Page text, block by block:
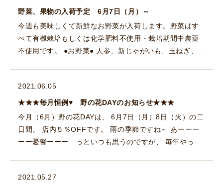
野菜、果物の入荷予定 6月7日（月）～
今週も美味しくて新鮮なお野菜が入荷します。野菜はす
べて有機栽培もしくは化学肥料不使用・栽培期間中農薬
不使用です。 ●お野菜● 人参、新じゃがいも、玉ねぎ、ア
2021.06.05
★★★毎月恒例♥ 野の花DAYのお知らせ★★★
今月（6月）野の花DAYは、 6月7日（月）8日（火）の二
日間。 店内５％OFFです。 雨の季節ですね～ あーーー
ーー憂鬱ーーー っといつも思うのですが、 毎年やって
2021.05.27